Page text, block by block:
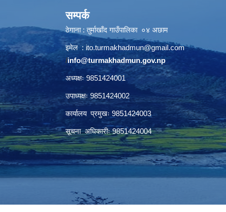
सम्पर्क
ठेगाना : तुर्माखाँद गाउँपालिका ०४ अछाम
इमेल : ito.turmakhadmun@gmail.com
/info@turmakhadmun.gov.np
अध्यक्षः 9851424001
उपाध्यक्षः 9851424002
कार्यालय प्रमुखः 9851424003
सूचना अधिकारीः 9851424004